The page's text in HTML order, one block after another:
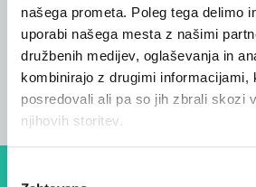
našega prometa. Poleg tega delimo
uporabi našega mesta z našimi
družbenih medijev, oglaševanja in
kombinirajo z drugimi informacijami,
posredovali ali pa so jih zbrali skozi
njihovih storitev.
Beds